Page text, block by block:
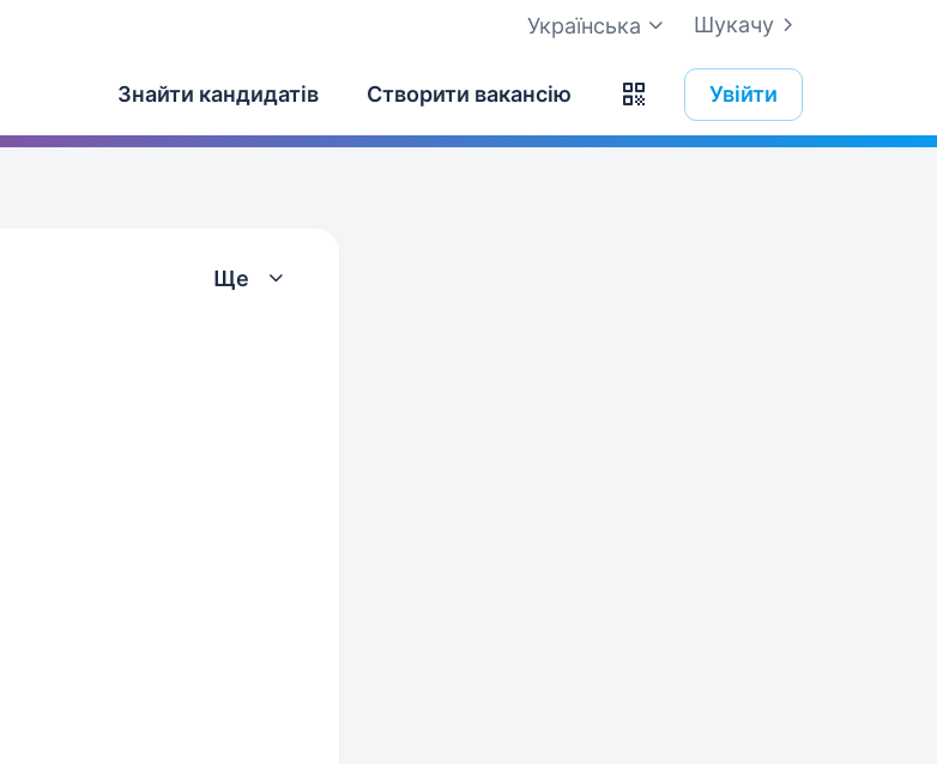
Шукачу
Українська
Знайти кандидатів Створити вакансію Увійти
Ще